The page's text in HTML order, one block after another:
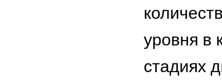
уровня в
стадиях